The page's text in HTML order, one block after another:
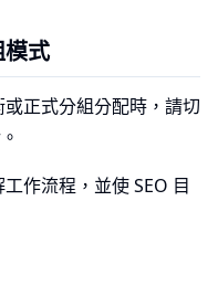
式
正式分組分配時，請切
作流程，並使 SEO 目